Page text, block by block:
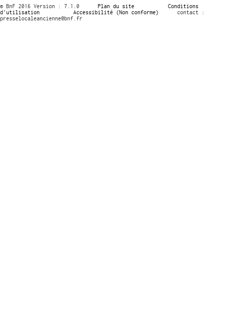
© BnF 2016 Version : 7.1.0 Plan du site
Conditions
d’utilisation
Accessibilité (Non conforme)
contact :
presselocaleancienne@bnf.fr